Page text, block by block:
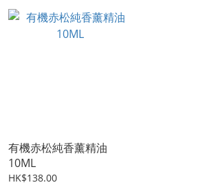
有機赤松純香薰精油
10ML
HK$138.00